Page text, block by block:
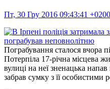
Пт, 30 Гру 2016 09:43:41 +0200
Пограбування сталося вчора
Потерпіла 17-річна місцева
вулиці на неї зненацька
забрав сумку з її особистими